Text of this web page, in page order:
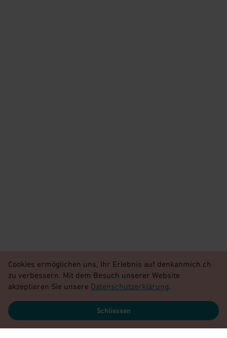
Cookies ermöglichen uns, Ihr Erlebnis auf denkanmich.ch
zu verbessern. Mit dem Besuch unserer Website
akzeptieren Sie unsere Datenschutzerklärung.
Schliessen